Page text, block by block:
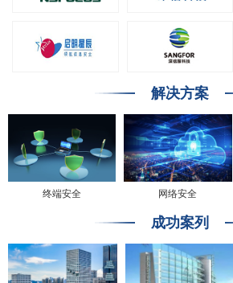
解决方案
终端安全 网络安全
成功案列